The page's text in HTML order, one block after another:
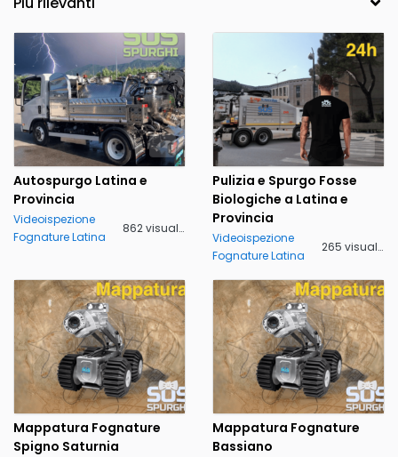
Autospurgo Latina e
Provincia
Videoispezione
Fognature Latina
862 visualizzazioni
Pulizia e Spurgo Fosse
Biologiche a Latina e
Provincia
Videoispezione
Fognature Latina
265 visualizzazioni
Mappatura Fognature
Spigno Saturnia
Mappatura Fognature
Bassiano